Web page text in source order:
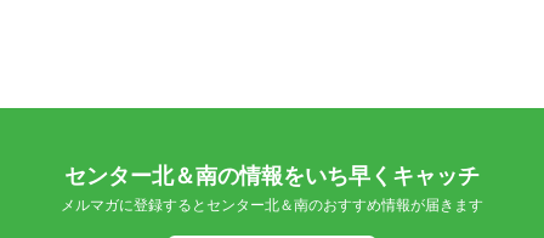
センター北＆南の情報をいち早くキャッチ
メルマガに登録するとセンター北＆南のおすすめ情報が届きます